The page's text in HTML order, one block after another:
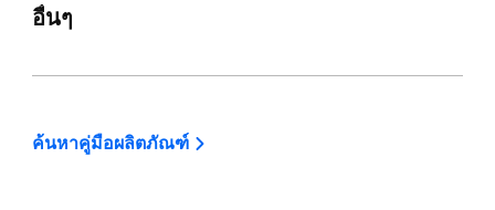
อื่นๆ
ค้นหาคู่มือผลิตภัณฑ์